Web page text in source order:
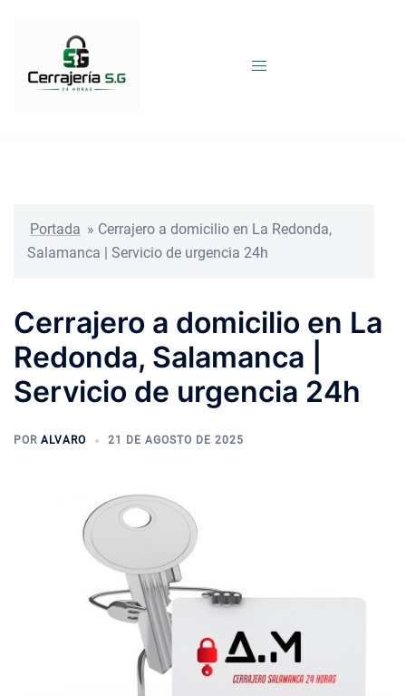
Portada » Cerrajero a domicilio en La Redonda,
Salamanca | Servicio de urgencia 24h
Cerrajero a domicilio en La
Redonda, Salamanca |
Servicio de urgencia 24h
POR ALVARO 21 DE AGOSTO DE 2025